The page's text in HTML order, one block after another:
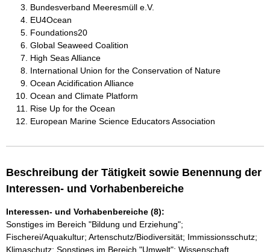
Bundesverband Meeresmüll e.V.
EU4Ocean
Foundations20
Global Seaweed Coalition
High Seas Alliance
International Union for the Conservation of Nature
Ocean Acidification Alliance
Ocean and Climate Platform
Rise Up for the Ocean
European Marine Science Educators Association
Beschreibung der Tätigkeit sowie Benennung der
Interessen- und Vorhabenbereiche
Interessen- und Vorhabenbereiche (8):
Sonstiges im Bereich "Bildung und Erziehung";
Fischerei/Aquakultur; Artenschutz/Biodiversität; Immissionsschutz;
Klimaschutz; Sonstiges im Bereich "Umwelt"; Wissenschaft,